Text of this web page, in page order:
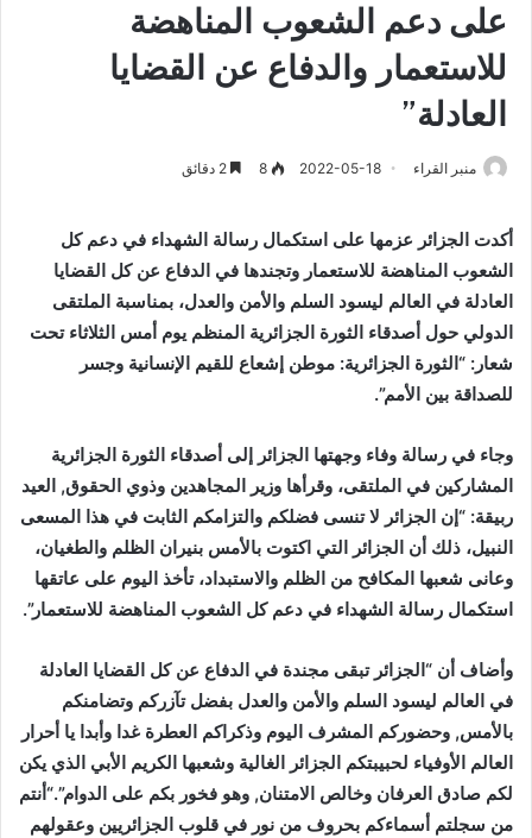
على دعم الشعوب المناهضة
للاستعمار والدفاع عن القضايا
العادلة”
منبر القراء 2022-05-18
8
أكدت الجزائر عزمها على استكمال رسالة الشهداء في دعم كل
الشعوب المناهضة للاستعمار وتجندها في الدفاع عن كل القضايا
العادلة في العالم ليسود السلم والأمن والعدل، بمناسبة الملتقى
الدولي حول أصدقاء الثورة الجزائرية المنظم يوم أمس الثلاثاء تحت
شعار: “الثورة الجزائرية: موطن إشعاع للقيم الإنسانية وجسر
للصداقة بين الأمم”.
وجاء في رسالة وفاء وجهتها الجزائر إلى أصدقاء الثورة الجزائرية
المشاركين في الملتقى، وقرأها وزير المجاهدين وذوي الحقوق, العيد
ربيقة: “إن الجزائر لا تنسى فضلكم والتزامكم الثابت في هذا المسعى
النبيل، ذلك أن الجزائر التي اكتوت بالأمس بنيران الظلم والطغيان،
وعانى شعبها المكافح من الظلم والاستبداد، تأخذ اليوم على عاتقها
استكمال رسالة الشهداء في دعم كل الشعوب المناهضة للاستعمار”.
وأضاف أن “الجزائر تبقى مجندة في الدفاع عن كل القضايا العادلة
في العالم ليسود السلم والأمن والعدل بفضل تآزركم وتضامنكم
بالأمس, وحضوركم المشرف اليوم وذكراكم العطرة غدا وأبدا يا أحرار
العالم الأوفياء لحبيبتكم الجزائر الغالية وشعبها الكريم الأبي الذي يكن
لكم صادق العرفان وخالص الامتنان, وهو فخور بكم على الدوام”.“أنتم
من سجلتم أسماءكم بحروف من نور في قلوب الجزائريين وعقولهم